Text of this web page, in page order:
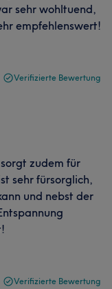
sehr wohltuend,
empfehlenswert!
Verifizierte Bewertung
zudem für
sehr fürsorglich,
und nebst der
Verifizierte Bewertung